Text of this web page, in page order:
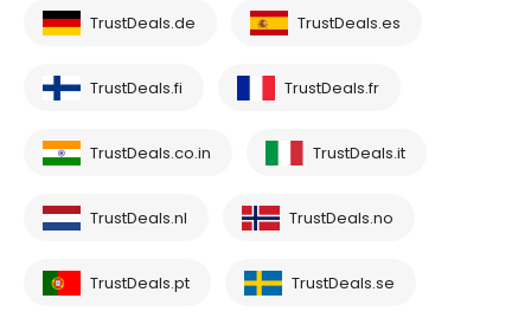
TrustDeals.de TrustDeals.es
TrustDeals.fi TrustDeals.fr
TrustDeals.co.in TrustDeals.it
TrustDeals.nl TrustDeals.no
TrustDeals.pt TrustDeals.se